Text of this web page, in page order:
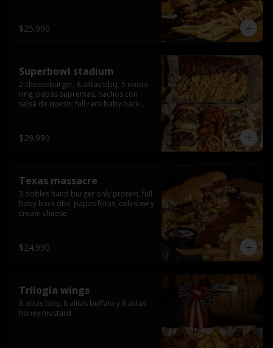
$25.990
Superbowl stadium
2 cheeseburger, 8 alitas bbq, 5 onion
ring, papas supremas, nachos con
salsa de queso, full rack baby back
$29.990
Texas massacre
3 dobles hand burger only protein, full
baby back ribs, papas fritas, coleslaw y
cream cheese
$24.990
Trilogía wings
8 alitas bbq, 8 alitas buffalo y 8 alitas
honey mustard